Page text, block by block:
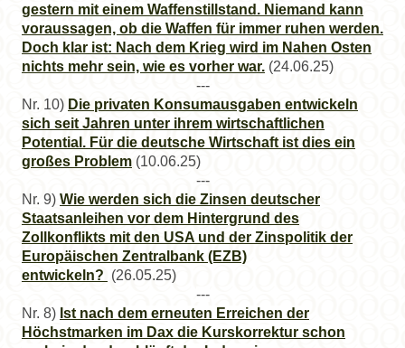
gestern mit einem Waffenstillstand. Niemand kann
voraussagen, ob die Waffen für immer ruhen werden.
Doch klar ist: Nach dem Krieg wird im Nahen Osten
nichts mehr sein, wie es vorher war. (24.06.25)
---
Nr. 10) Die privaten Konsumausgaben entwickeln
sich seit Jahren unter ihrem wirtschaftlichen
Potential. Für die deutsche Wirtschaft ist dies ein
großes Problem (10.06.25)
---
Nr. 9) Wie werden sich die Zinsen deutscher
Staatsanleihen vor dem Hintergrund des
Zollkonflikts mit den USA und der Zinspolitik der
Europäischen Zentralbank (EZB)
entwickeln? (26.05.25)
---
Nr. 8) Ist nach dem erneuten Erreichen der
Höchstmarken im Dax die Kurskorrektur schon